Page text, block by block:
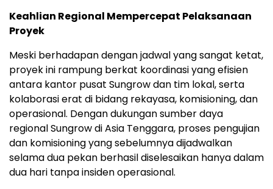
Keahlian Regional Mempercepat Pelaksanaan
Proyek
Meski berhadapan dengan jadwal yang sangat ketat,
proyek ini rampung berkat koordinasi yang efisien
antara kantor pusat Sungrow dan tim lokal, serta
kolaborasi erat di bidang rekayasa, komisioning, dan
operasional. Dengan dukungan sumber daya
regional Sungrow di Asia Tenggara, proses pengujian
dan komisioning yang sebelumnya dijadwalkan
selama dua pekan berhasil diselesaikan hanya dalam
dua hari tanpa insiden operasional.